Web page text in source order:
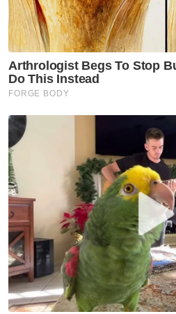
"Sepertimana yang kita
Bayaq merupakan
secara dalam talian untuk
seperti Bahagian
kutipan hasil dengan
katanya.
Berita Telus & Tulus
hari!